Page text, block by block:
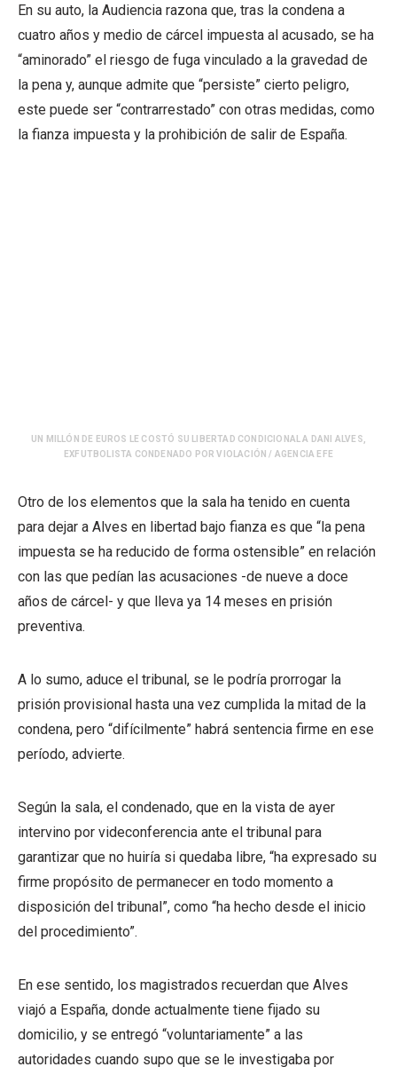
En su auto, la Audiencia razona que, tras la condena a
cuatro años y medio de cárcel impuesta al acusado, se ha
“aminorado” el riesgo de fuga vinculado a la gravedad de
la pena y, aunque admite que “persiste” cierto peligro,
este puede ser “contrarrestado” con otras medidas, como
la fianza impuesta y la prohibición de salir de España.
UN MILLÓN DE EUROS LE COSTÓ SU LIBERTAD CONDICIONAL A DANI ALVES,
EXFUTBOLISTA CONDENADO POR VIOLACIÓN / AGENCIA EFE
Otro de los elementos que la sala ha tenido en cuenta
para dejar a Alves en libertad bajo fianza es que “la pena
impuesta se ha reducido de forma ostensible” en relación
con las que pedían las acusaciones -de nueve a doce
años de cárcel- y que lleva ya 14 meses en prisión
preventiva.
A lo sumo, aduce el tribunal, se le podría prorrogar la
prisión provisional hasta una vez cumplida la mitad de la
condena, pero “difícilmente” habrá sentencia firme en ese
período, advierte.
Según la sala, el condenado, que en la vista de ayer
intervino por videconferencia ante el tribunal para
garantizar que no huiría si quedaba libre, “ha expresado su
firme propósito de permanecer en todo momento a
disposición del tribunal”, como “ha hecho desde el inicio
del procedimiento”.
En ese sentido, los magistrados recuerdan que Alves
viajó a España, donde actualmente tiene fijado su
domicilio, y se entregó “voluntariamente” a las
autoridades cuando supo que se le investigaba por